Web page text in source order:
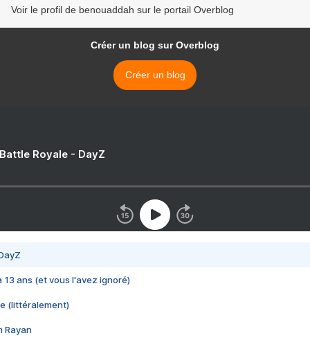
Voir le profil de benouaddah sur le portail Overblog
Créer un blog sur Overblog
Créer un blog
Royale - DayZ
13 ans (et vous l'avez ignoré)
(littéralement)
Rayan